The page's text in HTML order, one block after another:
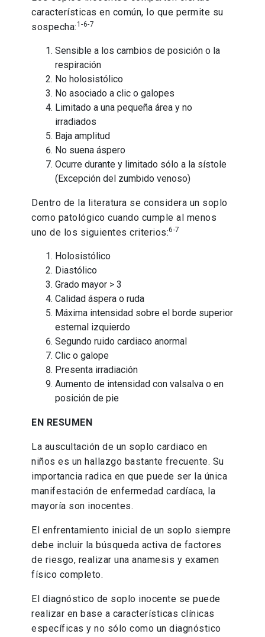
características en común, lo que permite su
sospecha: 1-6-7
Sensible a los cambios de posición o la
respiración
No holosistólico
No asociado a clic o galopes
Limitado a una pequeña área y no
irradiados
Baja amplitud
No suena áspero
Ocurre durante y limitado sólo a la sístole
(Excepción del zumbido venoso)
Dentro de la literatura se considera un soplo
como patológico cuando cumple al menos
uno de los siguientes criterios:6-7
Holosistólico
Diastólico
Grado mayor > 3
Calidad áspera o ruda
Máxima intensidad sobre el borde superior
esternal izquierdo
Segundo ruido cardiaco anormal
Clic o galope
Presenta irradiación
Aumento de intensidad con valsalva o en
posición de pie
EN RESUMEN
La auscultación de un soplo cardiaco en
niños es un hallazgo bastante frecuente. Su
importancia radica en que puede ser la única
manifestación de enfermedad cardíaca, la
mayoría son inocentes.
El enfrentamiento inicial de un soplo siempre
debe incluir la búsqueda activa de factores
de riesgo, realizar una anamesis y examen
físico completo.
El diagnóstico de soplo inocente se puede
realizar en base a características clínicas
específicas y no sólo como un diagnóstico